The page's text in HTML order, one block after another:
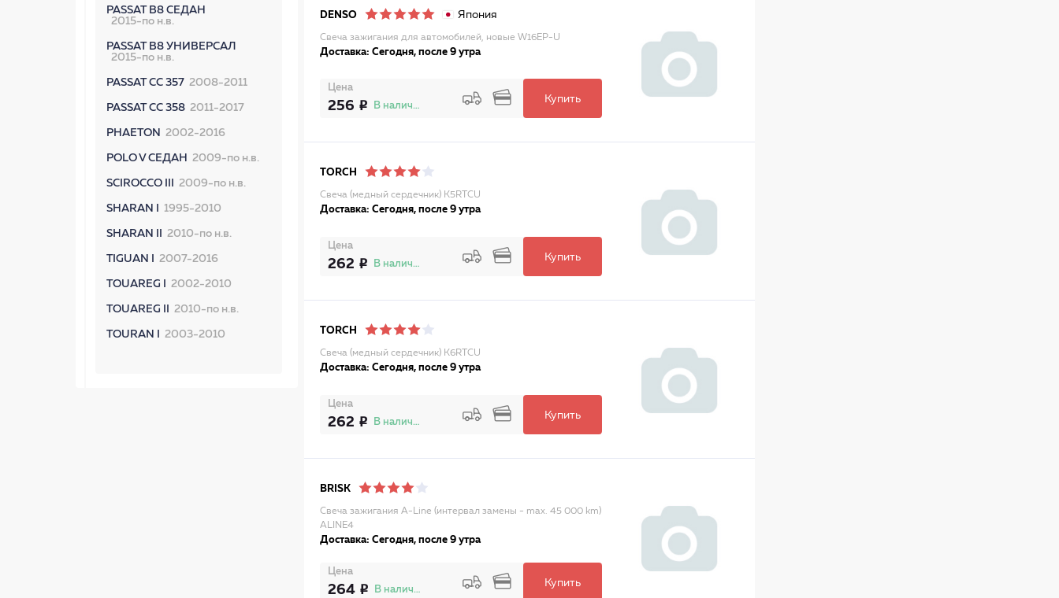
PASSAT B8 СЕДАН
2015-по н.в.
PASSAT B8 УНИВЕРСАЛ
2015-по н.в.
PASSAT CC 357 2008-2011
PASSAT CC 358 2011-2017
PHAETON 2002-2016
POLO V СЕДАН 2009-по н.в.
SCIROCCO III 2009-по н.в.
SHARAN I 1995-2010
SHARAN II 2010-по н.в.
TIGUAN I 2007-2016
TOUAREG I 2002-2010
TOUAREG II 2010-по н.в.
TOURAN I 2003-2010
DENSO Япония
Свеча зажигания для автомобилей, новые W16EP-U
Доставка: Сегодня, после 9 утра
Цена
256 В наличии
Купить
TORCH
Свеча (медный сердечник) K5RTCU
Доставка: Сегодня, после 9 утра
Цена
262 В наличии
Купить
TORCH
Свеча (медный сердечник) K6RTCU
Доставка: Сегодня, после 9 утра
Цена
262 В наличии
Купить
BRISK
Свеча зажигания A-Line (интервал замены - max. 45 000 km)
ALINE4
Доставка: Сегодня, после 9 утра
Цена
264 В наличии
Купить